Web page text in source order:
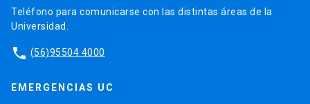
Teléfono para comunicarse con las distintas áreas de la
Universidad.
phone (56)95504 4000
EMERGENCIAS UC